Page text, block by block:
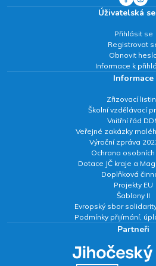
Úživatelská
Přihlásit se
Registrovat
Obnovit
Informace k
Informace
Zřizovací
Školní vzdělávací
Vnitřní řád
Veřejné zakázky
Výroční zpráva
Ochrana
Dotace JČ kraje a
Doplňková
Projekty EU
Šablony II
Evropský sbor
Podmínky přijímání,
Partneři